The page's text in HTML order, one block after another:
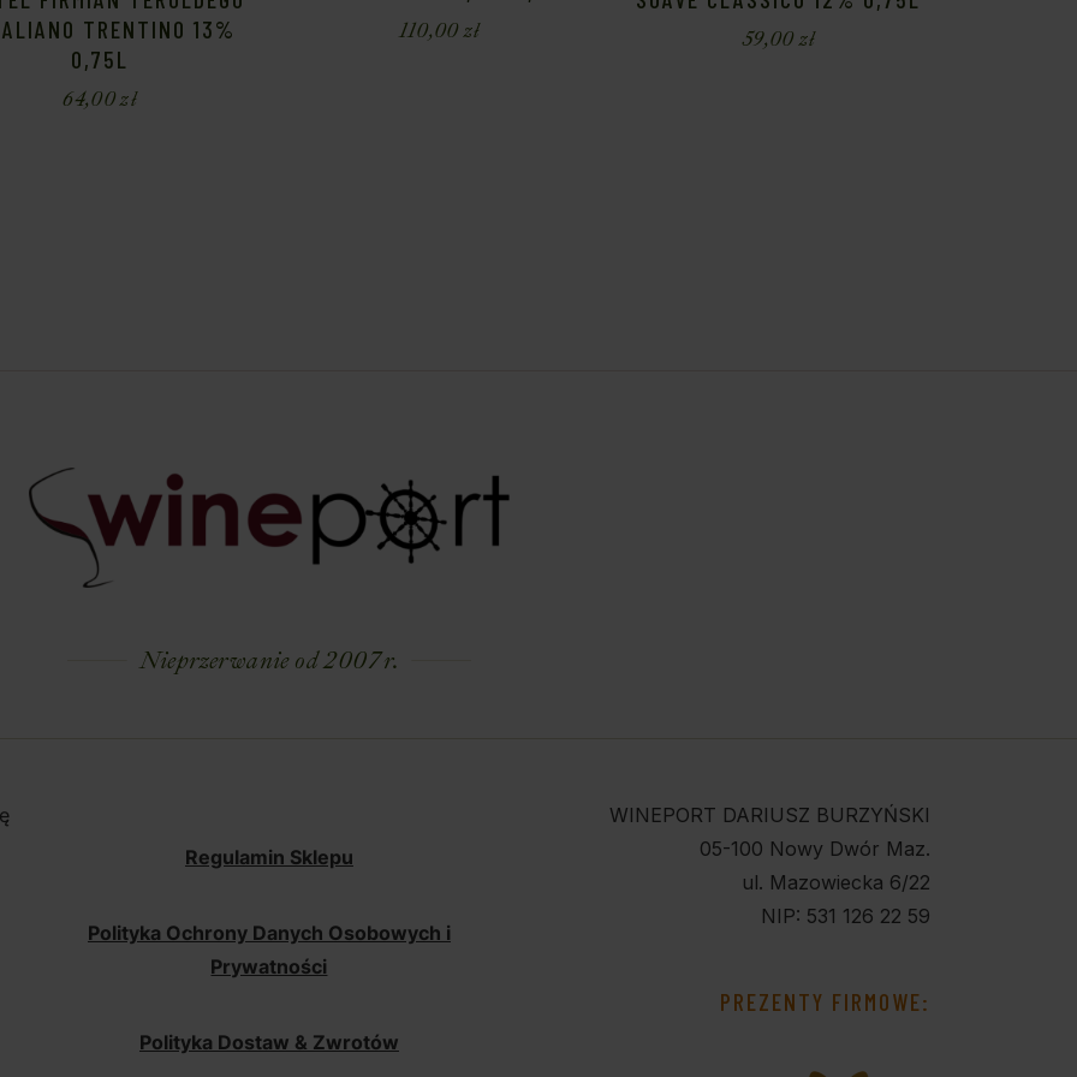
TRENTINO 13%
0,75L
64,00zł
110,00zł 59,00zł
Nieprzerwanie od 2007 r.
Regulamin Sklepu
Polityka Ochrony Danych Osobowych i
Prywatności
Polityka Dostaw & Zwrotów
WINEPORT DARIUSZ BURZYŃSKI
05-100 Nowy Dwór Maz.
ul. Mazowiecka 6/22
NIP: 531 126 22 59
PREZENTY FIRMOWE: